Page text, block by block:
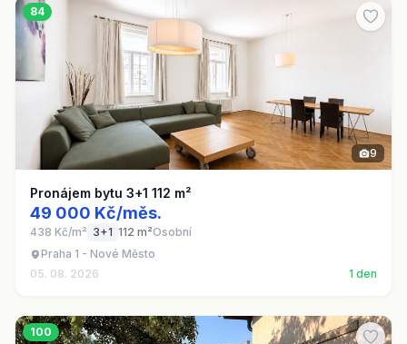
84
9
Pronájem bytu 3+1 112 m²
49 000 Kč/měs.
438 Kč/m² 3+1 112 m²Osobní
Praha 1 - Nové Město
05. 08. 2026
1 den
100